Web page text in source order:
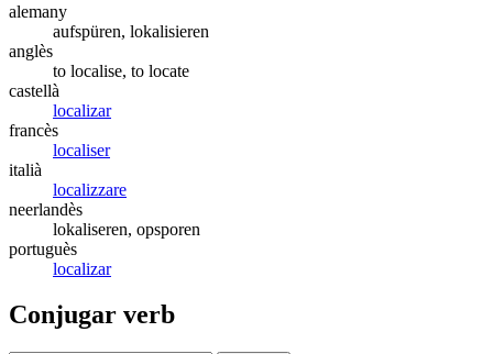
alemany
aufspüren, lokalisieren
anglès
to localise, to locate
castellà
localizar
francès
localiser
italià
localizzare
neerlandès
lokaliseren, opsporen
portuguès
localizar
Conjugar verb